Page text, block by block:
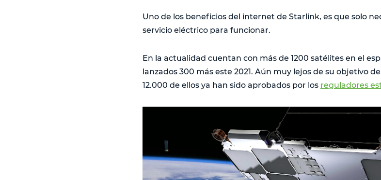
Uno de los beneficios del internet de Starlink, es que solo
servicio eléctrico para funcionar.
En la actualidad cuentan con más de 1200 satélites en el
lanzados 300 más este 2021. Aún muy lejos de su objetivo
12.000 de ellos ya han sido aprobados por los reguladores